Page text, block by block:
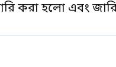
করা হলো এবং